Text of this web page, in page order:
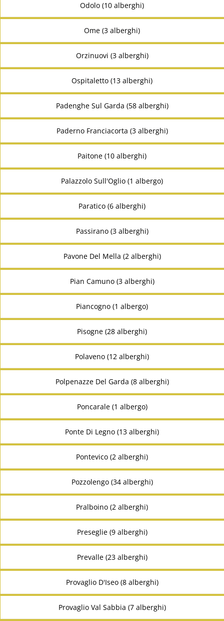
Odolo (10 alberghi)
Ome (3 alberghi)
Orzinuovi (3 alberghi)
Ospitaletto (13 alberghi)
Padenghe Sul Garda (58 alberghi)
Paderno Franciacorta (3 alberghi)
Paitone (10 alberghi)
Palazzolo Sull'Oglio (1 albergo)
Paratico (6 alberghi)
Passirano (3 alberghi)
Pavone Del Mella (2 alberghi)
Pian Camuno (3 alberghi)
Piancogno (1 albergo)
Pisogne (28 alberghi)
Polaveno (12 alberghi)
Polpenazze Del Garda (8 alberghi)
Poncarale (1 albergo)
Ponte Di Legno (13 alberghi)
Pontevico (2 alberghi)
Pozzolengo (34 alberghi)
Pralboino (2 alberghi)
Preseglie (9 alberghi)
Prevalle (23 alberghi)
Provaglio D'Iseo (8 alberghi)
Provaglio Val Sabbia (7 alberghi)